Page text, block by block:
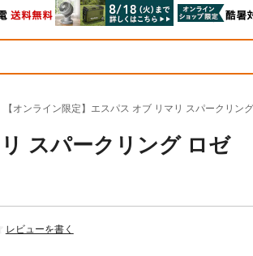
【オンライン限定】エスパス オブ リマリ スパークリン
スパークリング ロゼ
レビューを書く